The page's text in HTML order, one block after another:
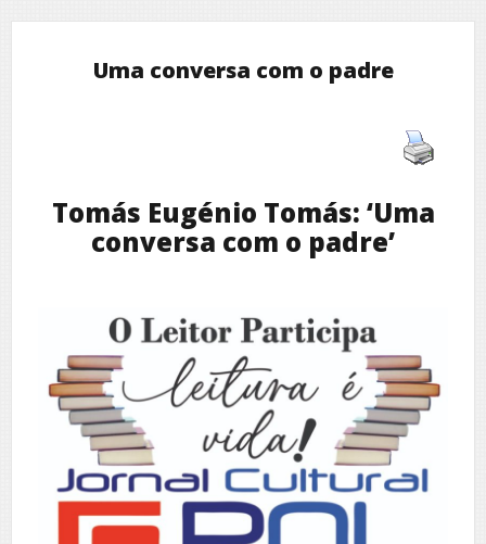
Uma conversa com o padre
Tomás Eugénio Tomás: ‘Uma
conversa com o padre’